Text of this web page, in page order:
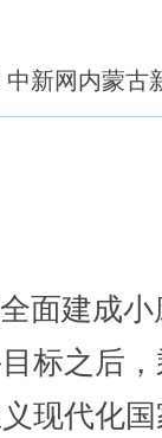
中新网内蒙古
面建成小
标之后
现代化